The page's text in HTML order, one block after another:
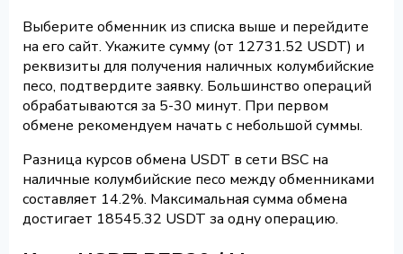
Выберите обменник из списка выше и перейдите
на его сайт. Укажите сумму (от 12731.52 USDT) и
реквизиты для получения наличных колумбийские
песо, подтвердите заявку. Большинство операций
обрабатываются за 5-30 минут. При первом
обмене рекомендуем начать с небольшой суммы.
Разница курсов обмена USDT в сети BSC на
наличные колумбийские песо между обменниками
составляет 14.2%. Максимальная сумма обмена
достигает 18545.32 USDT за одну операцию.